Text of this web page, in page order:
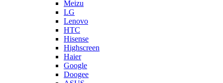
Meizu
LG
Lenovo
HTC
Hisense
Highscreen
Haier
Google
Doogee